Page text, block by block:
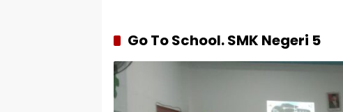
Go To School. SMK Negeri 5